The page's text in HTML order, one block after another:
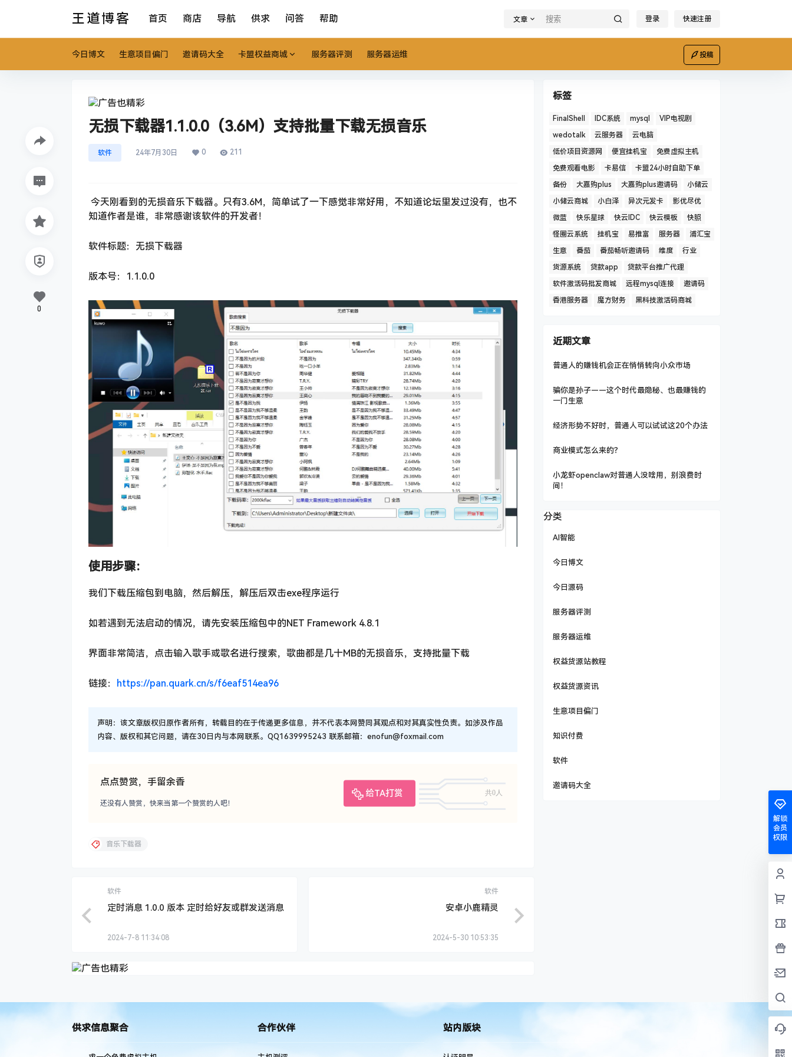
王道博客 首页 商店 导航 供求 问答 帮助 文章 登录 快速注册
今日博文 生意项目偏门 邀请码大全 卡盟权益商城 服务器评测 服务器运维 投稿
无损下载器1.1.0.0（3.6M）支持批量下载无损音乐
软件 24年7月30日 0 211
今天刚看到的无损音乐下载器。只有3.6M，简单试了一下感觉非常好用，不知道论坛里发过没有，也不
知道作者是谁，非常感谢该软件的开发者！
软件标题：无损下载器
版本号：1.1.0.0
使用步骤：
我们下载压缩包到电脑，然后解压，解压后双击exe程序运行
如若遇到无法启动的情况，请先安装压缩包中的NET Framework 4.8.1
界面非常简洁，点击输入歌手或歌名进行搜索，歌曲都是几十MB的无损音乐，支持批量下载
链接： https://pan.quark.cn/s/f6eaf514ea96
声明：该文章版权归原作者所有，转载目的在于传递更多信息，并不代表本网赞同其观点和对其真实性负责。如涉及作品
内容、版权和其它问题，请在30日内与本网联系。QQ1639995243 联系邮箱：enofun@foxmail.com
点点赞赏，手留余香
给TA打赏
共0人
还没有人赞赏，快来当第一个赞赏的人吧！
0
音乐下载器
软件
定时消息 1.0.0 版本 定时给好友或群发送消息
2024-7-8 11:34:08
软件
安卓小鹿精灵
2024-5-30 10:53:35
标签
FinalShell IDC系统 mysql
VIP电视剧
wedotalk
云服务器
云电脑
低价项目资源网
便宜挂机宝
免费虚拟主机
免费观看电影
卡易信
卡盟24小时自助下单
备份
大嘉购plus 大嘉购plus邀请码
小储云
小储云商城
小白泽 异次元发卡
影优尽优
微蓝
快乐星球 快云IDC 快云模板
快照
怪圈云系统
挂机宝 易推富 服务器
浦汇宝
生意
番茄 番茄畅听邀请码 维度
行业
货源系统
贷款app
贷款平台推广代理
软件激活码批发商城
远程mysql连接
邀请码
香港服务器
魔方财务 黑科技激活码商城
近期文章
普通人的赚钱机会正在悄悄转向小众市场
骗你是孙子——这个时代最隐秘、也最赚钱的
一门生意
经济形势不好时，普通人可以试试这20个办法
商业模式怎么来的？
小龙虾openclaw对普通人没啥用，别浪费时
间！
分类
AI智能
今日博文
今日源码
服务器评测
服务器运维
权益货源站教程
权益货源资讯
生意项目偏门
知识付费
软件
邀请码大全
解锁
会员
权限
供求信息聚合 合作伙伴 站内版块